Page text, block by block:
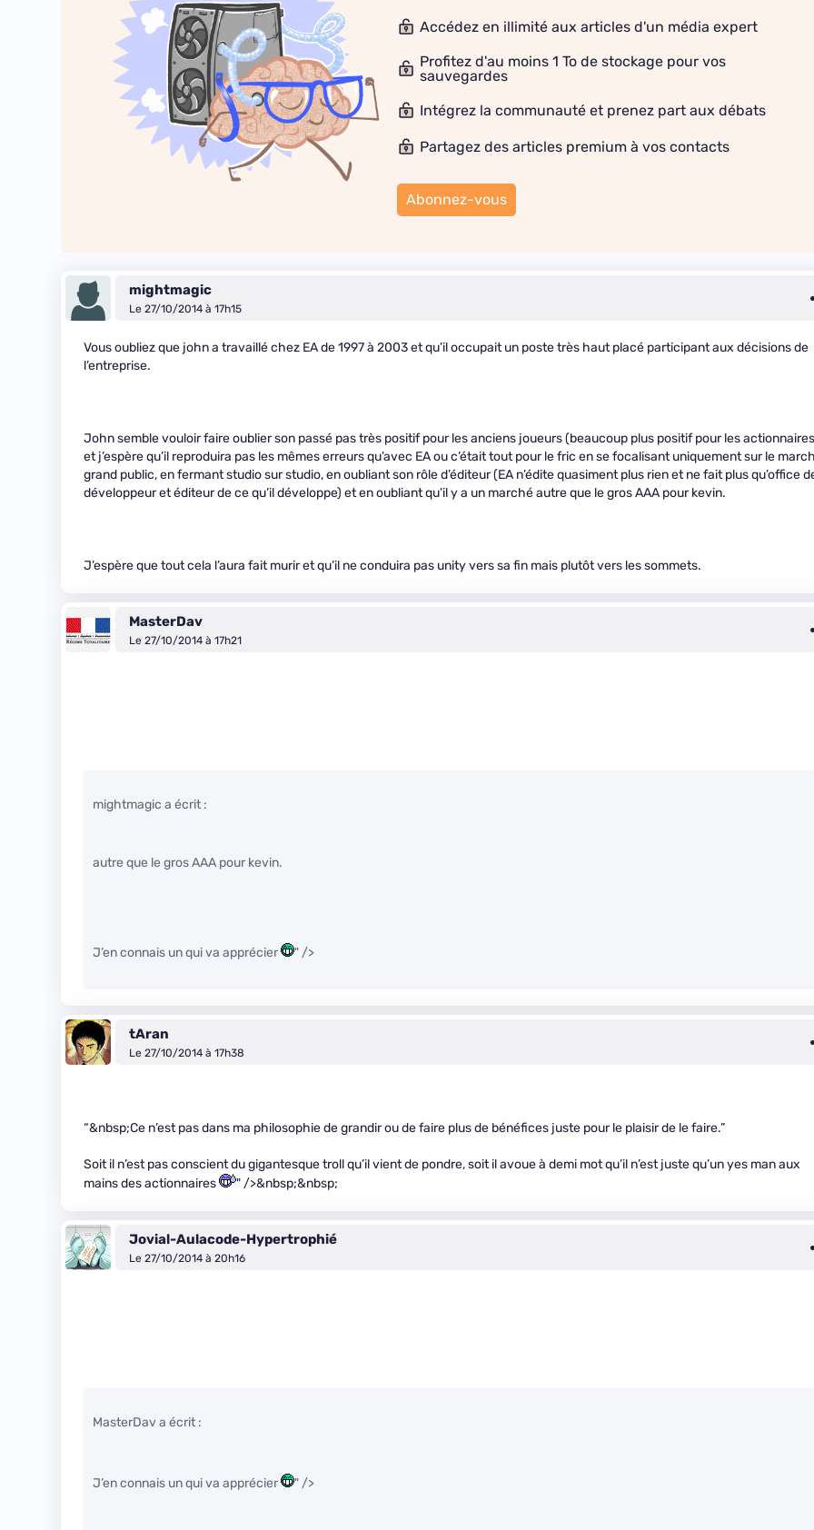
Accédez en illimité aux articles d'un média expert
Profitez d'au moins 1 To de stockage pour vos
sauvegardes
Intégrez la communauté et prenez part aux débats
Partagez des articles premium à vos contacts
Abonnez-vous
mightmagic
Le 27/10/2014 à 17h15
Vous oubliez que john a travaillé chez EA de 1997 à 2003 et qu’il occupait un poste très haut placé participant aux décisions de
l’entreprise.
John semble vouloir faire oublier son passé pas très positif pour les anciens joueurs (beaucoup plus positif pour les
et j’espère qu’il reproduira pas les mêmes erreurs qu’avec EA ou c’était tout pour le fric en se focalisant uniquement sur le
grand public, en fermant studio sur studio, en oubliant son rôle d’éditeur (EA n’édite quasiment plus rien et ne fait plus qu’office
développeur et éditeur de ce qu’il développe) et en oubliant qu’il y a un marché autre que le gros AAA pour kevin.
J’espère que tout cela l’aura fait murir et qu’il ne conduira pas unity vers sa fin mais plutôt vers les sommets.
MasterDav
Le 27/10/2014 à 17h21
mightmagic a écrit :
autre que le gros AAA pour kevin.
J’en connais un qui va apprécier " />
tAran
Le 27/10/2014 à 17h38
“&nbsp;Ce n’est pas dans ma philosophie de grandir ou de faire plus de bénéfices juste pour le plaisir de le faire.”
Soit il n’est pas conscient du gigantesque troll qu’il vient de pondre, soit il avoue à demi mot qu’il n’est juste qu’un yes man aux
mains des actionnaires
" />&nbsp;&nbsp;
Jovial-Aulacode-Hypertrophié
Le 27/10/2014 à 20h16
MasterDav a écrit :
J’en connais un qui va apprécier " />